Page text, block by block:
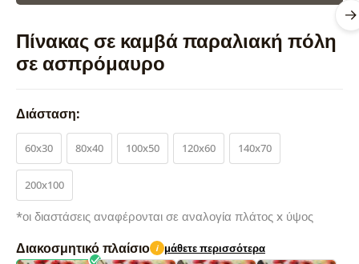
Πίνακας σε καμβά παραλιακή πόλη
σε ασπρόμαυρο
Διάσταση:
60x30 80x40 100x50 120x60 140x70
200x100
*οι διαστάσεις αναφέρονται σε αναλογία πλάτος x ύψος
Διακοσμητικό πλαίσιο i μάθετε περισσότερα